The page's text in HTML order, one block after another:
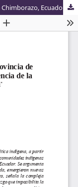
Comunidades indígenas de la provincia de Chimborazo, Ecuador: permanencia de la sombra del régimen de hacienda